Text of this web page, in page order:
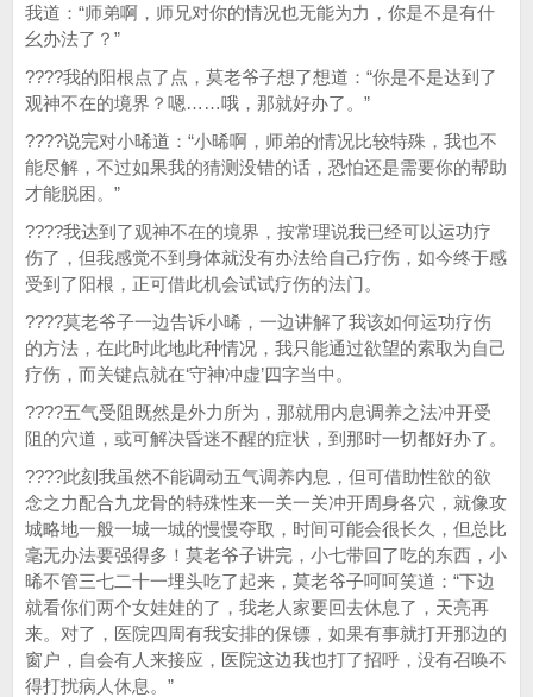
我道：“师弟啊，师兄对你的情况也无能为力，你是不是有什
幺办法了？”
????我的阳根点了点，莫老爷子想了想道：“你是不是达到了
观神不在的境界？嗯……哦，那就好办了。”
????说完对小晞道：“小晞啊，师弟的情况比较特殊，我也不
能尽解，不过如果我的猜测没错的话，恐怕还是需要你的帮助
才能脱困。”
????我达到了观神不在的境界，按常理说我已经可以运功疗
伤了，但我感觉不到身体就没有办法给自己疗伤，如今终于感
受到了阳根，正可借此机会试试疗伤的法门。
????莫老爷子一边告诉小晞，一边讲解了我该如何运功疗伤
的方法，在此时此地此种情况，我只能通过欲望的索取为自己
疗伤，而关键点就在‘守神冲虚’四字当中。
????五气受阻既然是外力所为，那就用内息调养之法冲开受
阻的穴道，或可解决昏迷不醒的症状，到那时一切都好办了。
????此刻我虽然不能调动五气调养内息，但可借助性欲的欲
念之力配合九龙骨的特殊性来一关一关冲开周身各穴，就像攻
城略地一般一城一城的慢慢夺取，时间可能会很长久，但总比
毫无办法要强得多！莫老爷子讲完，小七带回了吃的东西，小
晞不管三七二十一埋头吃了起来，莫老爷子呵呵笑道：“下边
就看你们两个女娃娃的了，我老人家要回去休息了，天亮再
来。对了，医院四周有我安排的保镖，如果有事就打开那边的
窗户，自会有人来接应，医院这边我也打了招呼，没有召唤不
得打扰病人休息。”